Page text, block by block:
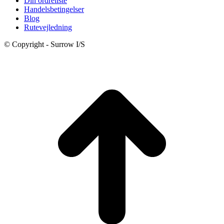
Handelsbetingelser
Blog
Rutevejledning
© Copyright - Surrow I/S